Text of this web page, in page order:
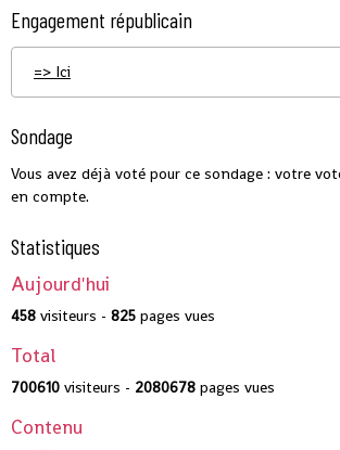
Engagement républicain
=> Ici
Sondage
Vous avez déjà voté pour ce sondage : votre
en compte.
Statistiques
Aujourd'hui
458 visiteurs - 825 pages vues
Total
700610 visiteurs - 2080678 pages vues
Contenu